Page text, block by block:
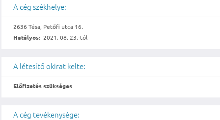
A cég székhelye:
2636 Tésa, Petőfi utca 16.
Hatályos: 2021. 08. 23.-tól
A létesítő okirat kelte:
Előfizetés szükséges
A cég tevékenysége: